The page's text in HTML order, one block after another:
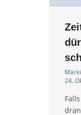
24.